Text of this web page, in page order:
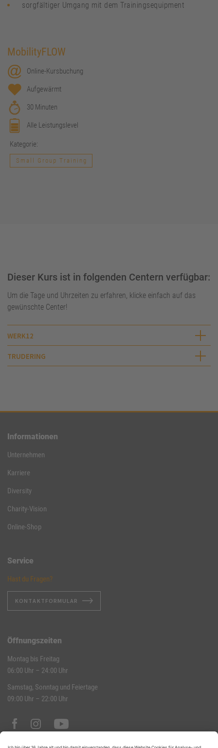
sorgfältiger Umgang mit dem Trainingsequipment
MobilityFLOW
Online-Kursbuchung
Aufgewärmt
30 Minuten
Alle Leistungslevel
Kategorie:
Small Group Training
Dieser Kurs ist in folgenden Centern verfügbar:
Um die Tage und Uhrzeiten zu erfahren, klicke einfach auf das
gewünschte Center!
WERK12
TRUDERING
Informationen
Unternehmen
Karriere
Diversity
Charity-Vision
Online-Shop
Service
Hast du Fragen?
KONTAKTFORMULAR
Öffnungszeiten
Montag bis Freitag
06:00 Uhr – 24:00 Uhr
Samstag, Sonntag und Feiertage
09:00 Uhr – 22:00 Uhr